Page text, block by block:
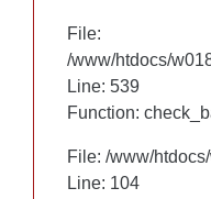
File:
/www/htdocs/
Line: 460
Function:
File: /www/
Line: 104
File:
/www/htdocs/
Line: 539
Function:
File: /www/
Line: 104